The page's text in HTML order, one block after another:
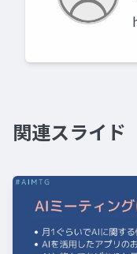
関連スライド